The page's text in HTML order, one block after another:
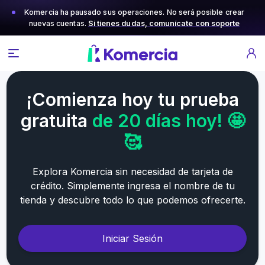
Komercia ha pausado sus operaciones. No será posible crear
nuevas cuentas. Si tienes dudas, comunícate con soporte
¡Comienza hoy tu prueba
gratuita de 20 días hoy! 🤩
🥰
Explora Komercia sin necesidad de tarjeta de
crédito. Simplemente ingresa el nombre de tu
tienda y descubre todo lo que podemos ofrecerte.
Iniciar Sesión